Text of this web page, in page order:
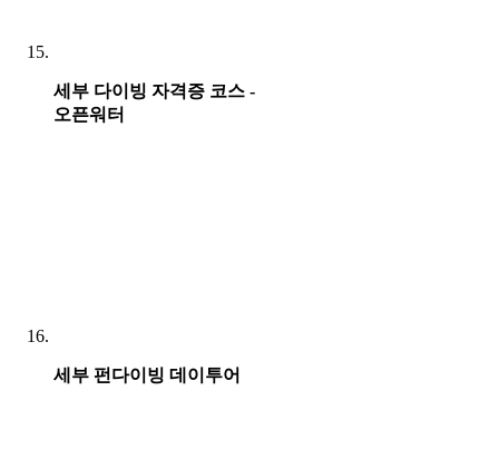
세부 다이빙 자격증 코스 -
오픈워터
세부 펀다이빙 데이투어